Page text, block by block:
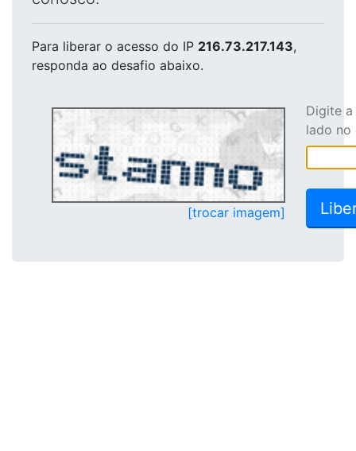
Para liberar o acesso do IP 216.73.217.143,
responda ao desafio abaixo.
[trocar imagem]
Digite
lado no